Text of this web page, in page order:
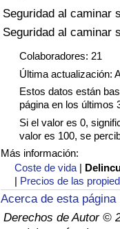
Seguridad al caminar
Seguridad al caminar
Colaboradores: 21
Última actualización:
Estos datos están
página en los últimos
Si el valor es 0,
valor es 100, se
Más información:
Coste de vida |
| Precios de las
Acerca de esta página
Derechos de Autor ©
Índice de Tráfico